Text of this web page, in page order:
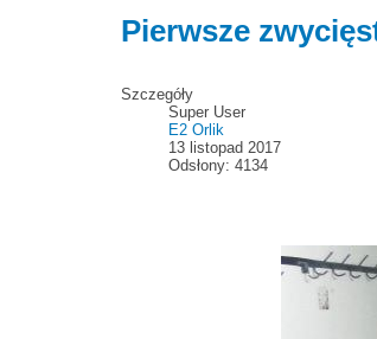
Pierwsze
Szczegóły
Super User
E2 Orlik
13 listopad 2017
Odsłony: 4134